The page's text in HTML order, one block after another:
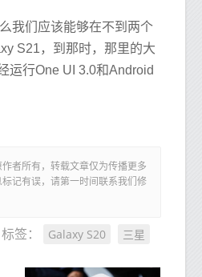
我们应该能够在不到两个
S21，到那时，那里的大
运行One UI 3.0和Android
者所有，转载文章仅为传播更多
记有误，请第一时间联系我们修
标签： Galaxy S20 三星